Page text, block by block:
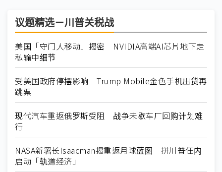
议题精选－川普关税战
美国「守门人移动」揭密 NVIDIA高端AI芯片地下走
私输中细节
受美国政府停摆影响 Trump Mobile金色手机出货再
跳票
现代汽车重返俄罗斯受阻 战争未歇车厂回购计划难
行
NASA新署长Isaacman揭重返月球蓝图 拼川普任内
启动「轨道经济」